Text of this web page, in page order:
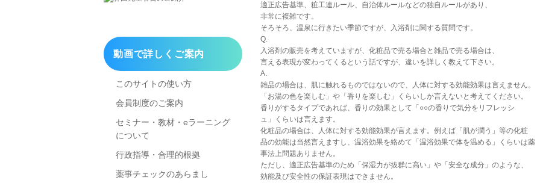
適正広告基準、粧工連ルール、自治体ルールなどの独自ルールがあり、
非常に複雑です。
そろそろ、温泉に行きたい季節ですが、入浴剤に関する質問です。
Q.
入浴剤の販売を考えていますが、化粧品で売る場合と雑品で売る場合は、
言える表現が変わってくるという話ですが、違いを詳しく教えて下さい。
A.
雑品の場合は、肌に触れるものではないので、人体に対する効能効果は言えません。
「お湯の色を楽しむ」や「香りを楽しむ」くらいしか言えないと考えてください。
香りがするタイプであれば、香りの効果として「○○の香りで気分をリフレッシ
ュ」くらいは言えます。
化粧品の場合は、人体に対する効能効果が言えます。例えば「肌が潤う」等の化粧
品の効能は当然言えますし、温浴効果を絡めて「温浴効果で体を温める」くらいは薬
事法上問題ありません。
ただし、適正広告基準のため「保湿力が抜群に高い」や「安全な成分」のような、
効能及び安全性の保証表現はできません。
動画で詳しくご案内
このサイトの使い方
会員制度のご案内
セミナー・教材・eラーニング
について
行政指導・合理的根拠
薬事チェックのあらまし